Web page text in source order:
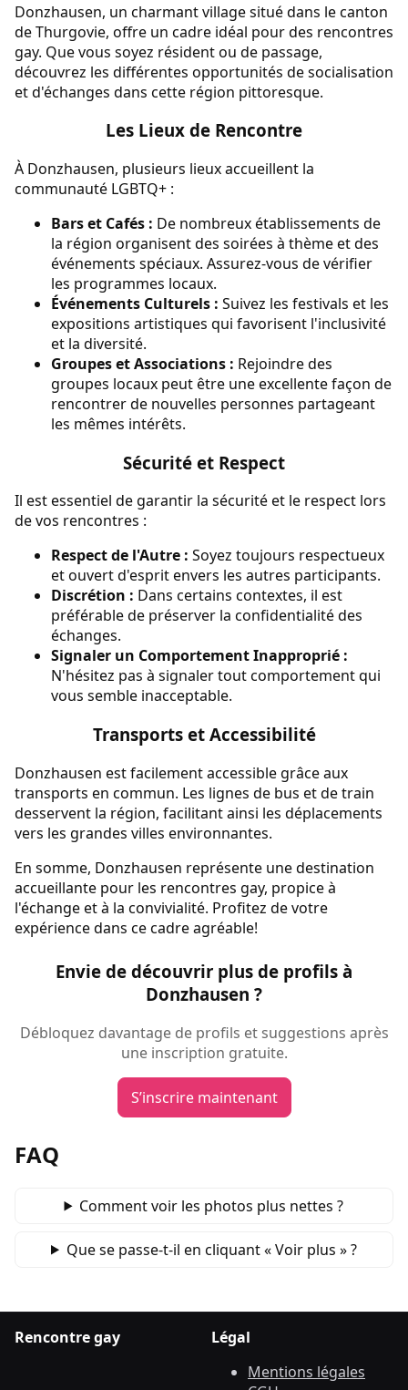
Donzhausen, un charmant village situé dans le canton
de Thurgovie, offre un cadre idéal pour des rencontres
gay. Que vous soyez résident ou de passage,
découvrez les différentes opportunités de socialisation
et d'échanges dans cette région pittoresque.
Les Lieux de Rencontre
À Donzhausen, plusieurs lieux accueillent la
communauté LGBTQ+ :
Bars et Cafés : De nombreux établissements de
la région organisent des soirées à thème et des
événements spéciaux. Assurez-vous de vérifier
les programmes locaux.
Événements Culturels : Suivez les festivals et les
expositions artistiques qui favorisent l'inclusivité
et la diversité.
Groupes et Associations : Rejoindre des
groupes locaux peut être une excellente façon de
rencontrer de nouvelles personnes partageant
les mêmes intérêts.
Sécurité et Respect
Il est essentiel de garantir la sécurité et le respect lors
de vos rencontres :
Respect de l'Autre : Soyez toujours respectueux
et ouvert d'esprit envers les autres participants.
Discrétion : Dans certains contextes, il est
préférable de préserver la confidentialité des
échanges.
Signaler un Comportement Inapproprié :
N'hésitez pas à signaler tout comportement qui
vous semble inacceptable.
Transports et Accessibilité
Donzhausen est facilement accessible grâce aux
transports en commun. Les lignes de bus et de train
desservent la région, facilitant ainsi les déplacements
vers les grandes villes environnantes.
En somme, Donzhausen représente une destination
accueillante pour les rencontres gay, propice à
l'échange et à la convivialité. Profitez de votre
expérience dans ce cadre agréable!
Envie de découvrir plus de profils à
Donzhausen ?
Débloquez davantage de profils et suggestions après
une inscription gratuite.
S’inscrire maintenant
FAQ
Comment voir les photos plus nettes ?
Que se passe‑t‑il en cliquant « Voir plus » ?
Rencontre gay
Légal
Mentions légales